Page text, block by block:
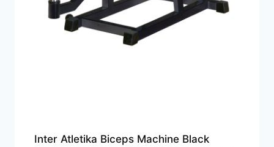
Inter Atletika Biceps Machine Black